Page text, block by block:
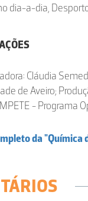
dia-a-dia,
Cláudia
de Aveiro;
- Programa
da "Química